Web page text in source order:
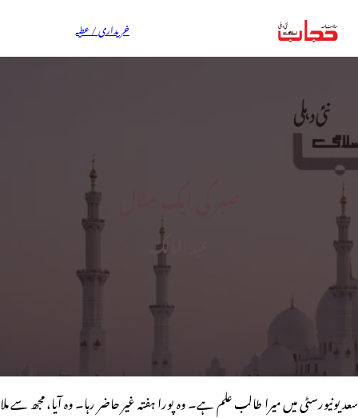
خریداری / عطیہ
عبد المالک
سعد یونیورسٹی میں میرا طالب علم ہے۔ وہ پورا ہفتہ غیر حاضر رہا۔ وہ آیا، مجھ سے ملا